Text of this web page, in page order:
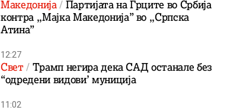
Македонија Партијата на Грците во Србија
контра ,,Мајка Македонија” во ,,Српска
Атина”
12:27
Свет Трамп негира дека САД останале без
“одредени видови’ муниција
11:02